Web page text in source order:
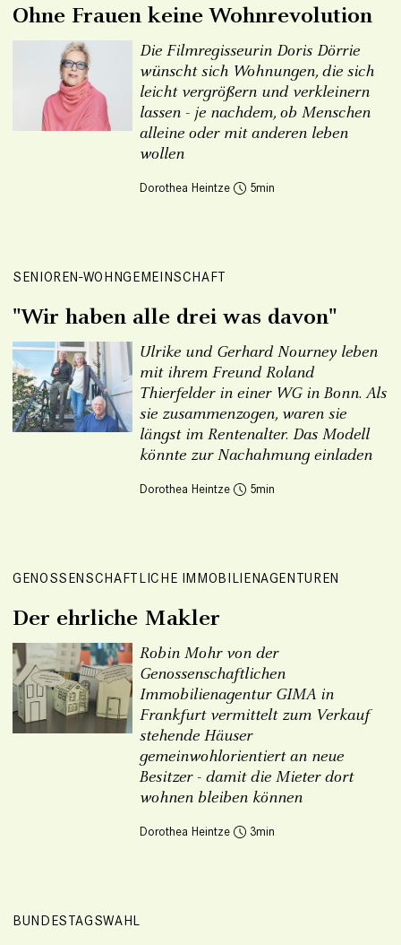
Ohne Frauen keine Wohnrevolution
Die Filmregisseurin Doris Dörrie
wünscht sich Wohnungen, die sich
leicht vergrößern und verkleinern
lassen - je nachdem, ob Menschen
alleine oder mit anderen leben
wollen
Dorothea Heintze 5
SENIOREN-WOHNGEMEINSCHAFT
"Wir haben alle drei was davon"
Ulrike und Gerhard Nourney leben
mit ihrem Freund Roland
Thierfelder in einer WG in Bonn. Als
sie zusammenzogen, waren sie
längst im Rentenalter. Das Modell
könnte zur Nachahmung einladen
Dorothea Heintze 5
GENOSSENSCHAFTLICHE IMMOBILIENAGENTUREN
Der ehrliche Makler
Robin Mohr von der
Genossenschaftlichen
Immobilienagentur GIMA in
Frankfurt vermittelt zum Verkauf
stehende Häuser
gemeinwohlorientiert an neue
Besitzer - damit die Mieter dort
wohnen bleiben können
Dorothea Heintze 3
BUNDESTAGSWAHL